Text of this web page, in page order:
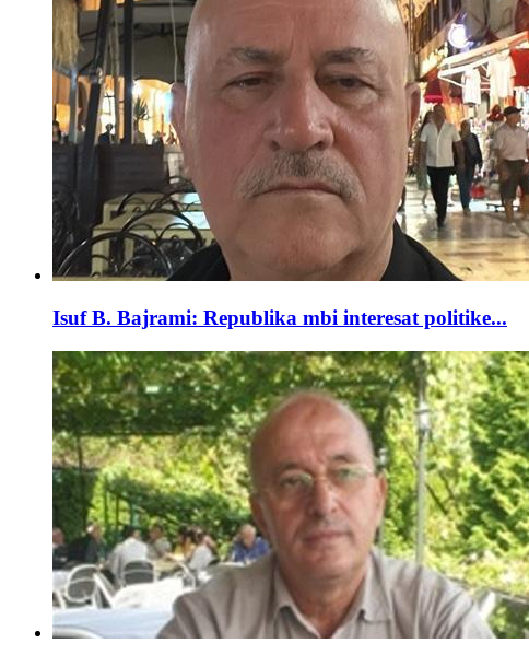
Isuf B. Bajrami: Republika mbi interesat politike...